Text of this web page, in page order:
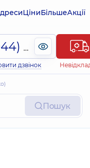
ЦіниБільшеАкції
(044) 495-2-888
дзвінок
Пошук